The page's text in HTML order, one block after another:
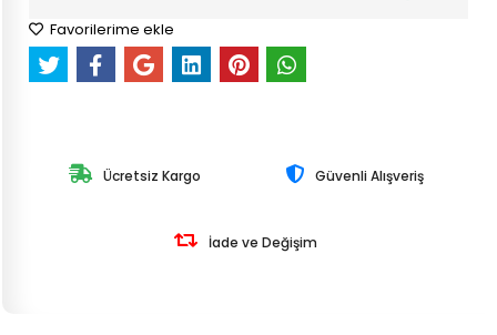
Favorilerime ekle
Ücretsiz Kargo Güvenli Alışveriş
İade ve Değişim